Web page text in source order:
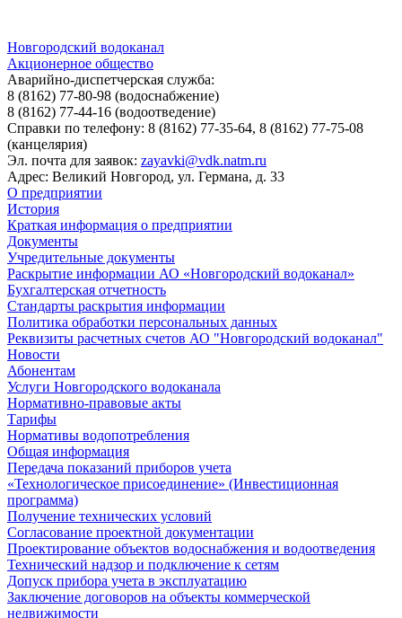
Новгородский водоканал
Акционерное общество
Аварийно-диспетчерская служба:
8 (8162) 77-80-98 (водоснабжение)
8 (8162) 77-44-16 (водоотведение)
Справки по телефону: 8 (8162) 77-35-64, 8 (8162) 77-75-08
(канцелярия)
Эл. почта для заявок: zayavki@vdk.natm.ru
Адрес: Великий Новгород, ул. Германа, д. 33
О предприятии
История
Краткая информация о предприятии
Документы
Учредительные документы
Раскрытие информации АО «Новгородский водоканал»
Бухгалтерская отчетность
Стандарты раскрытия информации
Политика обработки персональных данных
Реквизиты расчетных счетов АО "Новгородский водоканал"
Новости
Абонентам
Услуги Новгородского водоканала
Нормативно-правовые акты
Тарифы
Нормативы водопотребления
Общая информация
Передача показаний приборов учета
«Технологическое присоединение» (Инвестиционная
программа)
Получение технических условий
Согласование проектной документации
Проектирование объектов водоснабжения и водоотведения
Технический надзор и подключение к сетям
Допуск прибора учета в эксплуатацию
Заключение договоров на объекты коммерческой
недвижимости